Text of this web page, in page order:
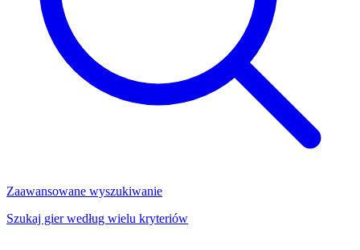
Zaawansowane wyszukiwanie
Szukaj gier według wielu kryteriów